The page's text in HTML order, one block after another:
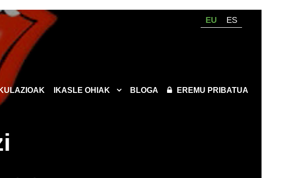
EU ES
IKASLE OHIAK BLOGA EREMU PRIBATUA